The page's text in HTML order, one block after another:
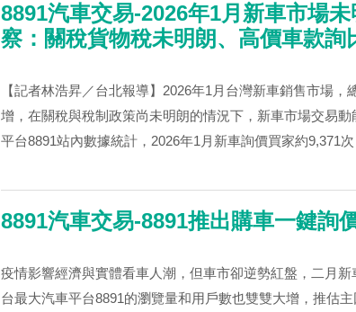
8891汽車交易-2026年1月新車市場
察：關稅貨物稅未明朗、高價車款詢
【記者林浩昇／台北報導】2026年1月台灣新車銷售市場，
增，在關稅與稅制政策尚未明朗的情況下，新車市場交易
平台8891站內數據統計，2026年1月新車詢價買家約9,371
8891汽車交易-8891推出購車一鍵詢
疫情影響經濟與實體看車人潮，但車市卻逆勢紅盤，二月
台最大汽車平台8891的瀏覽量和用戶數也雙雙大增，推估